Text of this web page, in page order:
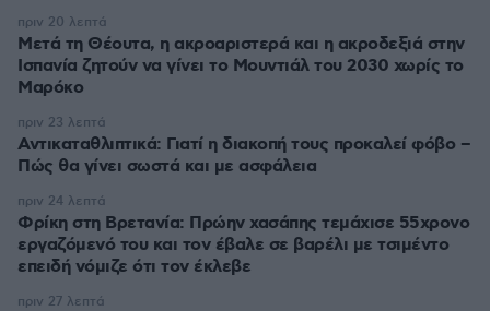
Μετά τη Θέουτα, η ακροαριστερά και η ακροδεξιά στην
Ισπανία ζητούν να γίνει το Μουντιάλ του 2030 χωρίς το
Μαρόκο
πριν 20 λεπτά
Αντικαταθλιπτικά: Γιατί η διακοπή τους προκαλεί φόβο –
Πώς θα γίνει σωστά και με ασφάλεια
πριν 23 λεπτά
Φρίκη στη Βρετανία: Πρώην χασάπης τεμάχισε 55χρονο
εργαζόμενό του και τον έβαλε σε βαρέλι με τσιμέντο
επειδή νόμιζε ότι τον έκλεβε
πριν 24 λεπτά
πριν 27 λεπτά